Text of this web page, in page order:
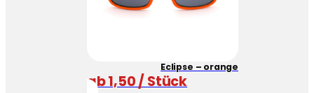
Eclipse – orange
ab 1,50 / Stück